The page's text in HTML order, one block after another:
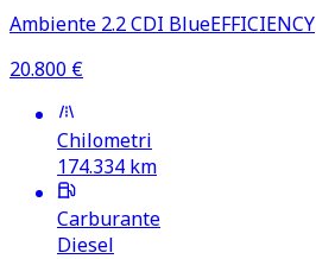
Ambiente 2.2 CDI BlueEFFICIENCY
20.800 €
Chilometri
174.334 km
Carburante
Diesel